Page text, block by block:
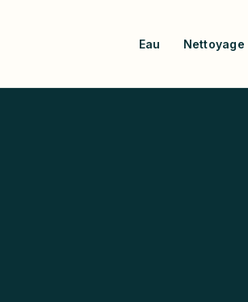
Eau Nettoyage